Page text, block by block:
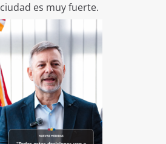
ciudad es muy fuerte.